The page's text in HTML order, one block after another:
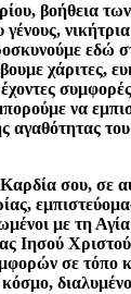
βοήθεια
εδώ
χάριτες,
να
αγαθότητας
σου, σε
με τη
Ιησού Χριστού
σε τόπο